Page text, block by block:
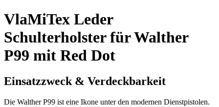
VlaMiTex Leder
Schulterholster für Walther
P99 mit Red Dot
Einsatzzweck & Verdeckbarkeit
Die Walther P99 ist eine Ikone unter den modernen Dienstpistolen.